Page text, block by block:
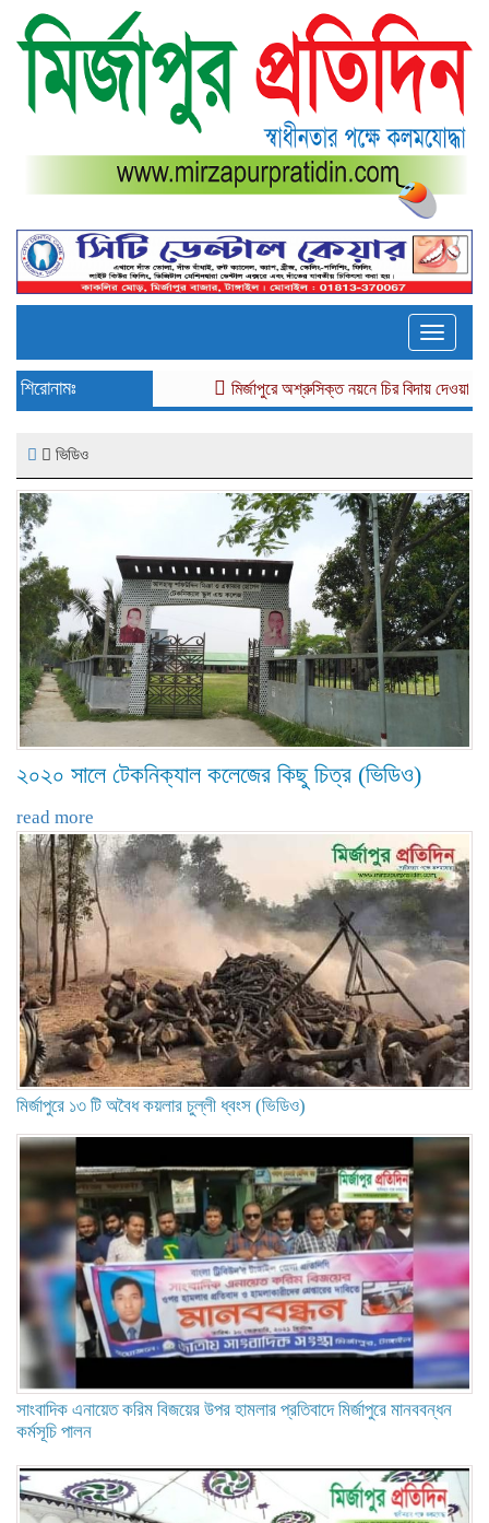
Toggle
শিরোনামঃ মির্জাপুরে অশ্রুসিক্ত নয়নে চির বিদায় দেওয়া হলো প্রবীন
ভিডিও
২০২০ সালে টেকনিক্যাল কলেজের কিছু চিত্র (ভিডিও)
read more
মির্জাপুরে ১৩ টি অবৈধ কয়লার চুল্লী ধ্বংস (ভিডিও)
সাংবাদিক এনায়েত করিম বিজয়ের উপর হামলার প্রতিবাদে মির্জাপুরে মানববন্ধন
কর্মসূচি পালন